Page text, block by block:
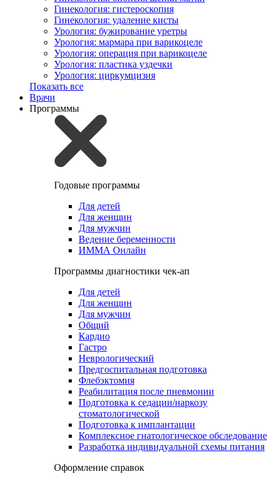
Гинекология: гистероскопия
Гинекология: удаление кисты
Урология: бужирование уретры
Урология: мармара при варикоцеле
Урология: операция при варикоцеле
Урология: пластика уздечки
Урология: циркумцизия
Показать все
Врачи
Программы
Годовые программы
Для детей
Для женщин
Для мужчин
Ведение беременности
ИММА Онлайн
Программы диагностики чек-ап
Для детей
Для женщин
Для мужчин
Общий
Кардио
Гастро
Неврологический
Предгоспитальная подготовка
Флебэктомия
Реабилитация после пневмонии
Подготовка к седации/наркозу
стоматологической
Подготовка к имплантации
Комплексное гнатологическое обследование
Разработка индивидуальной схемы питания
Оформление справок